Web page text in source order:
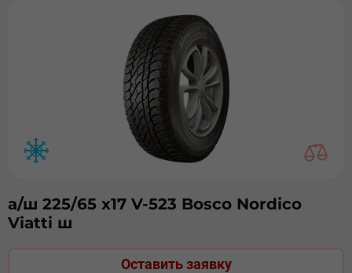
а/ш 225/65 х17 V-523 Bosco Nordico
Viatti ш
Оставить заявку